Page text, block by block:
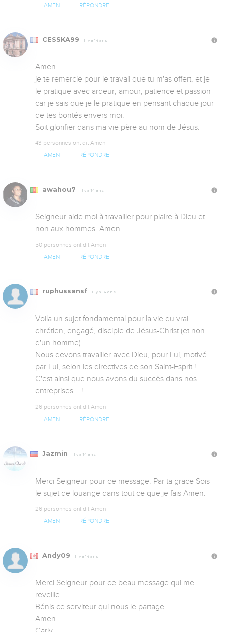
AMEN RÉPONDRE
CESSKA99 Il y a 14 ans
Amen
je te remercie pour le travail que tu m'as offert, et je
le pratique avec ardeur, amour, patience et passion
car je sais que je le pratique en pensant chaque jour
de tes bontés envers moi.
Soit glorifier dans ma vie père au nom de Jésus.
43 personnes ont dit Amen
AMEN RÉPONDRE
awahou7 Il y a 14 ans
Seigneur aide moi à travailler pour plaire à Dieu et
non aux hommes. Amen
50 personnes ont dit Amen
AMEN RÉPONDRE
ruphussansf Il y a 14 ans
Voila un sujet fondamental pour la vie du vrai
chrétien, engagé, disciple de Jésus-Christ (et non
d'un homme).
Nous devons travailler avec Dieu, pour Lui, motivé
par Lui, selon les directives de son Saint-Esprit !
C'est ainsi que nous avons du succès dans nos
entreprises... !
26 personnes ont dit Amen
AMEN RÉPONDRE
Jazmin Il y a 14 ans
Merci Seigneur pour ce message. Par ta grace Sois
le sujet de louange dans tout ce que je fais Amen.
26 personnes ont dit Amen
AMEN RÉPONDRE
Andy09 Il y a 14 ans
Merci Seigneur pour ce beau message qui me
reveille.
Bénis ce serviteur qui nous le partage.
Amen